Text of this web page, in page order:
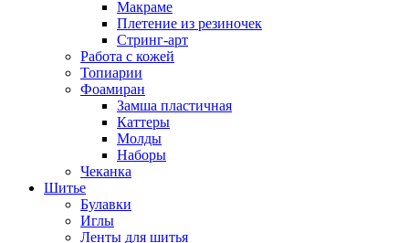
Макраме
Плетение из резиночек
Стринг-арт
Работа с кожей
Топиарии
Фоамиран
Замша пластичная
Каттеры
Молды
Наборы
Чеканка
Шитье
Булавки
Иглы
Ленты для шитья